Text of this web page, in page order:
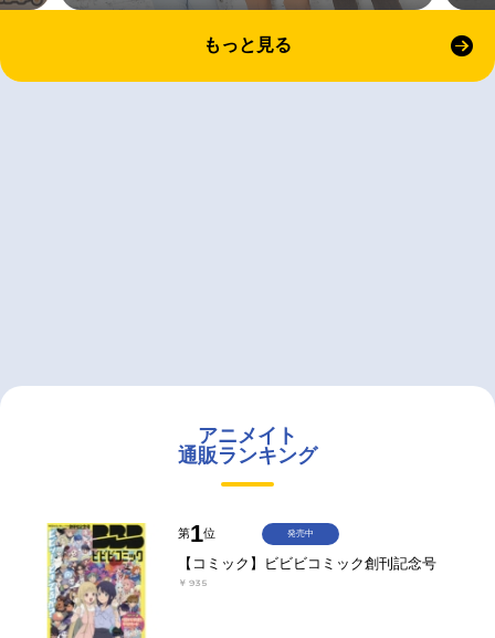
もっと見る
アニメイト
通販ランキング
第1位
【コミック】ビビビコミック創刊記念号
￥935
発売中